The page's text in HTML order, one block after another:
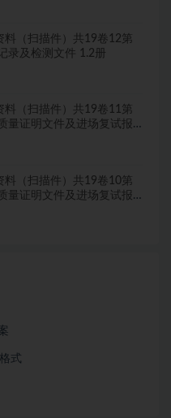
料（扫描件）共19卷12第
录及检测文件 1.2册
料（扫描件）共19卷11第
量证明文件及进场复试报
料（扫描件）共19卷10第
量证明文件及进场复试报
式